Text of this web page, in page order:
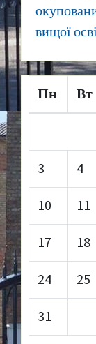
вищої
Пн Вт
3 4
10 11
17 18
24 25
31